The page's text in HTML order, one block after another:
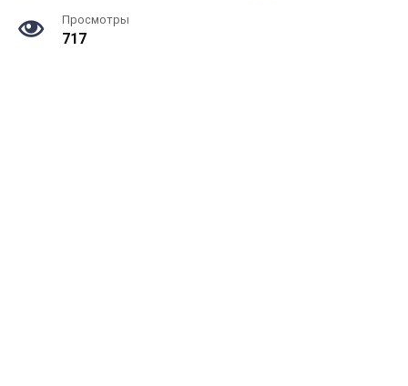
Просмотры
717